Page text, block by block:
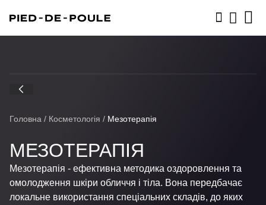
Головна / Косметологія / Мезотерапія
МЕЗОТЕРАПІЯ
Мезотерапія - ефективна методика оздоровлення та
омолодження шкіри обличчя і тіла. Вона передбачає
локальне використання спеціальних складів, до яких